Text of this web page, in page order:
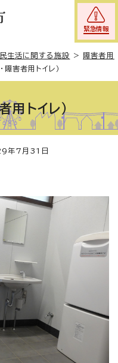
緊急情報
生活に関する施設 >
障害者用
障害者用トイレ）
用トイレ）
年7月31日